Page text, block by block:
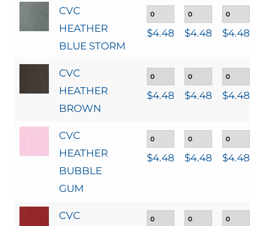
CVC
HEATHER
BLUE STORM
$4.48 $4.48 $4.48
CVC
HEATHER
BROWN
$4.48 $4.48 $4.48
CVC
HEATHER
BUBBLE
GUM
$4.48 $4.48 $4.48
CVC